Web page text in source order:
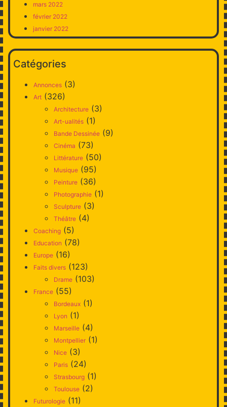
mars 2022
février 2022
janvier 2022
Catégories
Annonces (3)
Art (326)
Architecture (3)
Art-ualités (1)
Bande Dessinée (9)
Cinéma (73)
Littérature (50)
Musique (95)
Peinture (36)
Photographie (1)
Sculpture (3)
Théâtre (4)
Coaching (5)
Education (78)
Europe (16)
Faits divers (123)
Drame (103)
France (55)
Bordeaux (1)
Lyon (1)
Marseille (4)
Montpellier (1)
Nice (3)
Paris (24)
Strasbourg (1)
Toulouse (2)
Futurologie (11)